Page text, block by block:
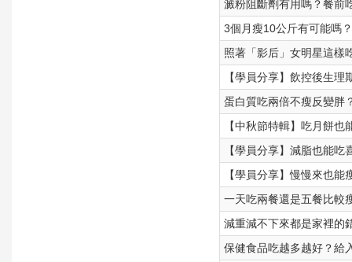
澱粉阻斷劑有用嗎？餐前
3個月瘦10公斤有可能嗎
照著「影后」女明星這樣
【學員分享】飲控後生
蛋白質吃兩倍不瘦反變胖
【中秋節特輯】吃月餅
【學員分享】減脂也能
【學員分享】慢慢來也
一天吃兩餐還是五餐比較
減重減不下來都是家裡的
保健食品吃越多越好？給